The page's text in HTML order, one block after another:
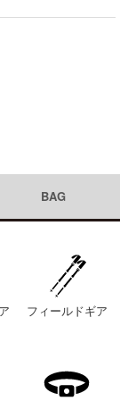
BAG
フィールドギア